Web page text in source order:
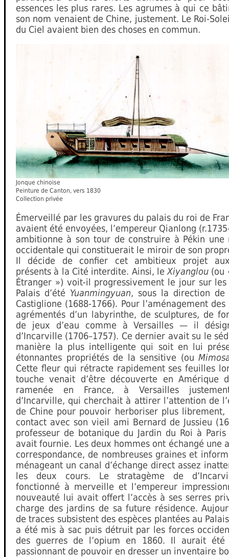
essences les plus rares. Les agrumes à qui ce
son nom venaient de Chine, justement. Le Roi-
du Ciel avaient bien des choses en commun.
Jonque chinoise
Peinture de Canton, vers 1830
Collection privée
Émerveillé par les gravures du palais du roi de
avaient été envoyées, l’empereur Qianlong
ambitionne à son tour de construire à Pékin une
occidentale qui constituerait le miroir de son
Il décide de confier cet ambitieux projet
présents à la Cité interdite. Ainsi, le Xiyanglou (ou
Étranger ») voit-il progressivement le jour sur
Palais d’été Yuanmingyuan, sous la direction de
Castiglione (1688-1766). Pour l’aménagement
agrémentés d’un labyrinthe, de sculptures, de
de jeux d’eau comme à Versailles — il
d’Incarville (1706–1757). Ce dernier avait su le
manière la plus intelligente qui soit en lui
étonnantes propriétés de la sensitive (ou
Cette fleur qui rétracte rapidement ses feuilles
touche venait d’être découverte en Amérique
ramenée en France, à Versailles
d’Incarville, qui cherchait à attirer l’attention de
de Chine pour pouvoir herboriser plus
contact avec son vieil ami Bernard de Jussieu
professeur de botanique du Jardin du Roi à
avait fournie. Les deux hommes ont échangé une
correspondance, de nombreuses graines et
ménageant un canal d’échange direct assez
les deux cours. Le stratagème de
fonctionné à merveille et l’empereur
nouveauté lui avait offert l’accès à ses serres
charge des jardins de sa future résidence.
de traces subsistent des espèces plantées au
a été mis à sac puis détruit par les forces
des guerres de l’opium en 1860. Il aurait été
passionnant de pouvoir en dresser un inventaire